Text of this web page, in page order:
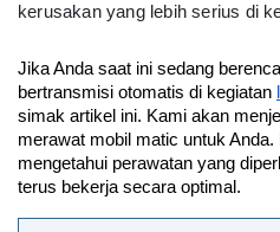
kerusakan yang lebih serius di
Jika Anda saat ini sedang
bertransmisi otomatis di kegiatan
simak artikel ini. Kami akan
merawat mobil matic untuk
mengetahui perawatan yang
terus bekerja secara optimal.